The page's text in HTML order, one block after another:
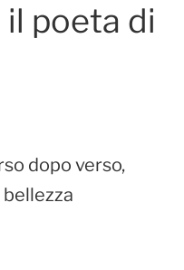
il poeta di
dopo verso,